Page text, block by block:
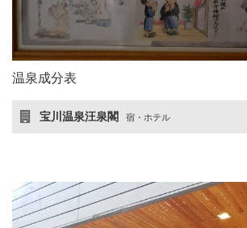
温泉成分表
宝川温泉汪泉閣 宿・ホテル